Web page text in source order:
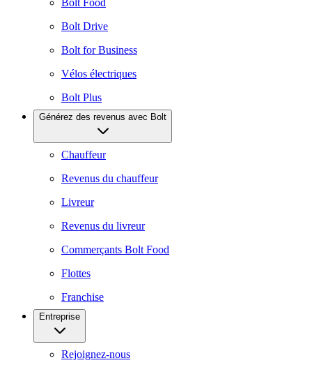
Bolt Food
Bolt Drive
Bolt for Business
Vélos électriques
Bolt Plus
Générez des revenus avec Bolt
Chauffeur
Revenus du chauffeur
Livreur
Revenus du livreur
Commerçants Bolt Food
Flottes
Franchise
Entreprise
Rejoignez-nous